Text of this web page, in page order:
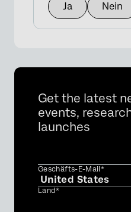
Ja
Nein
Get the latest
events,
launches
Geschäfts-E-Mail*
Land*